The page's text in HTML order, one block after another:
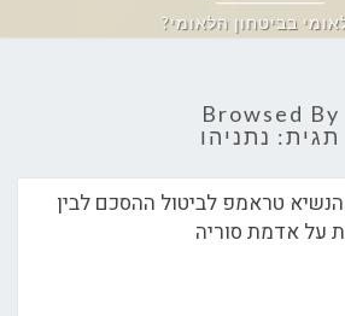
בביטחון הלאומי?
Browsed By
תגית: נתניהו